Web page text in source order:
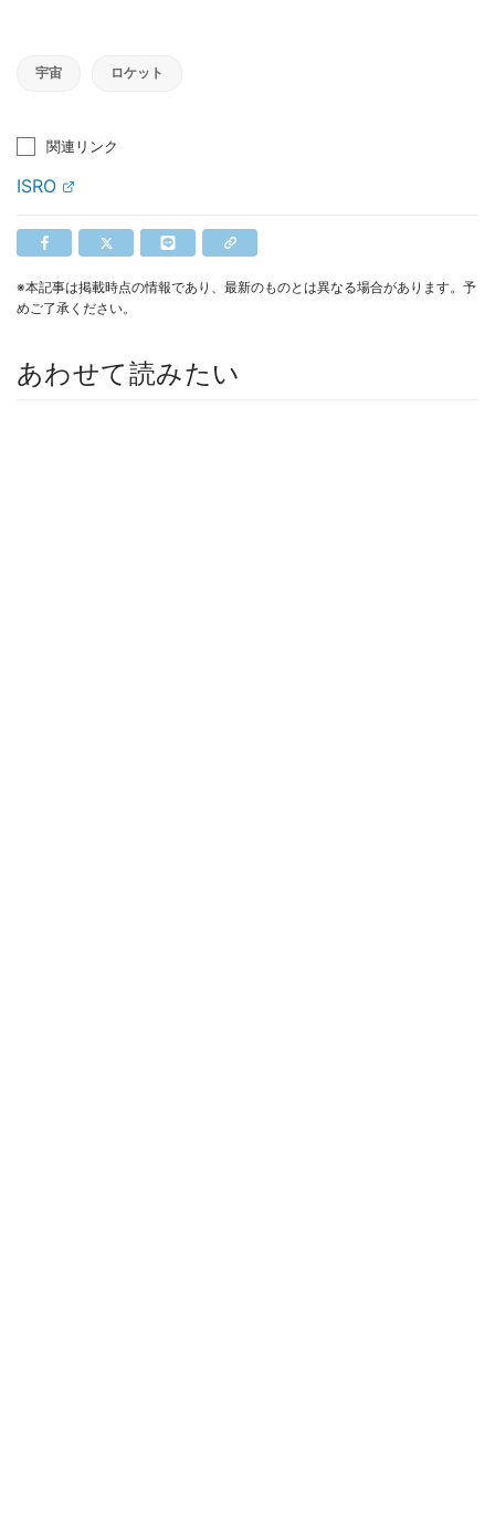
宇宙 ロケット
関連リンク
ISRO
※本記事は掲載時点の情報であり、最新のものとは異なる場合があります。予
めご了承ください。
あわせて読みたい